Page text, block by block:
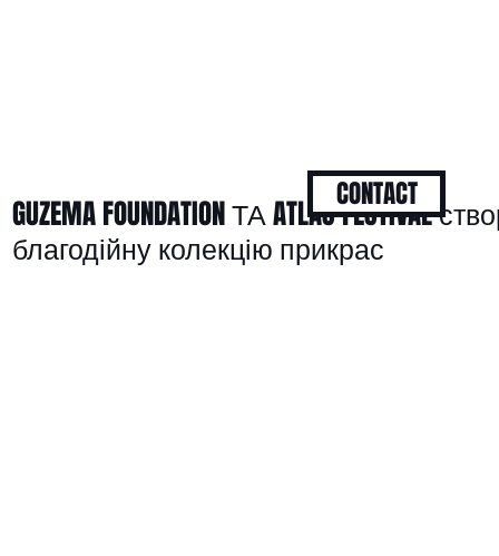
GUZEMA FOUNDATION ТА ATLAS FESTIVAL
благодійну колекцію прикрас
CONTACT